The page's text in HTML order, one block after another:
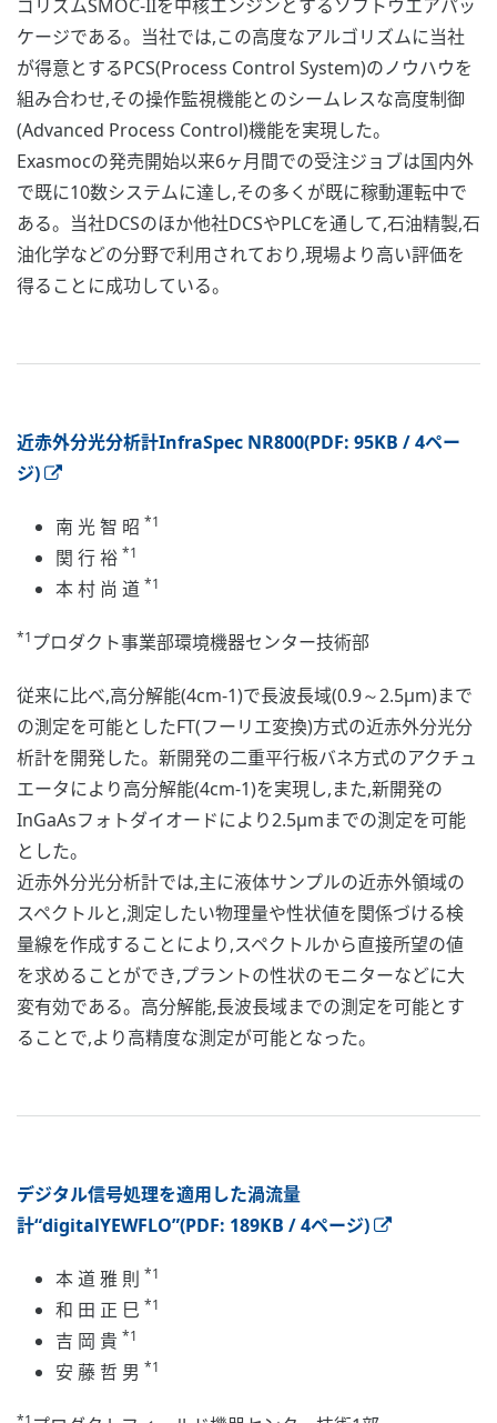
ゴリズムSMOC-IIを中核エンジンとするソフトウエアパッ
ケージである。当社では,この高度なアルゴリズムに当社
が得意とするPCS(Process Control System)のノウハウを
組み合わせ,その操作監視機能とのシームレスな高度制御
(Advanced Process Control)機能を実現した。
Exasmocの発売開始以来6ヶ月間での受注ジョブは国内外
で既に10数システムに達し,その多くが既に稼動運転中で
ある。当社DCSのほか他社DCSやPLCを通して,石油精製,石
油化学などの分野で利用されており,現場より高い評価を
得ることに成功している。
近赤外分光分析計InfraSpec NR800(PDF: 95KB / 4ペー
ジ)
南 光 智 昭 *1
関 行 裕 *1
本 村 尚 道 *1
*1 プロダクト事業部環境機器センター技術部
従来に比べ,高分解能(4cm-1)で長波長域(0.9～2.5μm)まで
の測定を可能としたFT(フーリエ変換)方式の近赤外分光分
析計を開発した。新開発の二重平行板バネ方式のアクチュ
エータにより高分解能(4cm-1)を実現し,また,新開発の
InGaAsフォトダイオードにより2.5μmまでの測定を可能
とした。
近赤外分光分析計では,主に液体サンプルの近赤外領域の
スペクトルと,測定したい物理量や性状値を関係づける検
量線を作成することにより,スペクトルから直接所望の値
を求めることができ,プラントの性状のモニターなどに大
変有効である。高分解能,長波長域までの測定を可能とす
ることで,より高精度な測定が可能となった。
デジタル信号処理を適用した渦流量
計“digitalYEWFLO”(PDF: 189KB / 4ページ)
本 道 雅 則 *1
和 田 正 巳 *1
吉 岡 貴 *1
安 藤 哲 男 *1